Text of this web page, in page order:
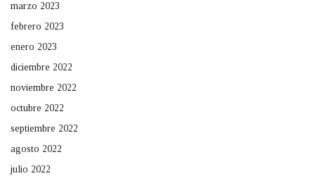
marzo 2023
febrero 2023
enero 2023
diciembre 2022
noviembre 2022
octubre 2022
septiembre 2022
agosto 2022
julio 2022